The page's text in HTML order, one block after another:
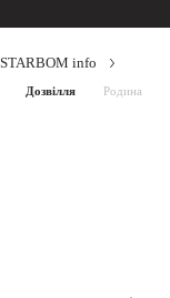
Дозвілля Родина
STARBOM info